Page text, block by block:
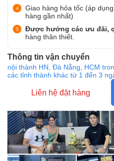
Giao hàng hỏa tốc (áp
hàng gần nhất)
Được hưởng các ưu đãi,
hàng thân thiết.
Thông tin vận chuyển
nội thành HN, Đà Nẵng, HCM
các tỉnh thành khác từ 1 đến 3
Liên hệ đặt hàng